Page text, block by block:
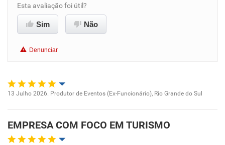
Conciliação com a vida familiar
Recomenda a diretoria
Esta avaliação foi útil?
Sim Não
Denunciar
Ambiente de trabalho
13 Julho 2026. Produtor de Eventos (Ex-Funcionário), Rio Grande do Sul
EMPRESA COM FOCO EM TURISMO